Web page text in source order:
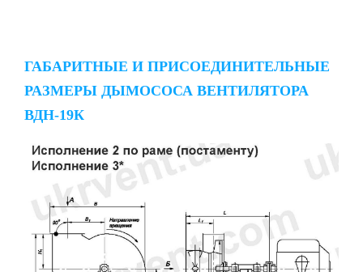
ГАБАРИТНЫЕ И ПРИСОЕДИНИТЕЛЬНЫЕ
РАЗМЕРЫ ДЫМОСОСА ВЕНТИЛЯТОРА
ВДН-19К